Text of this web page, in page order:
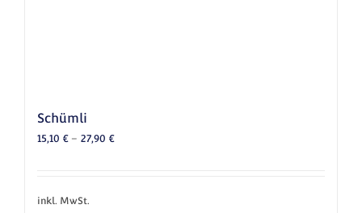
Schümli
15,10 €– 27,90 €
inkl. MwSt.